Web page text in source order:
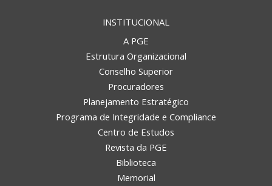
INSTITUCIONAL
A PGE
Estrutura Organizacional
Conselho Superior
Procuradores
Planejamento Estratégico
Programa de Integridade e Compliance
Centro de Estudos
Revista da PGE
Biblioteca
Memorial